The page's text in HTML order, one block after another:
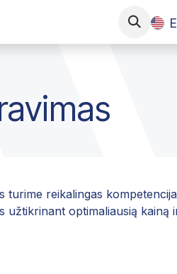
reikalingas
užtikrinant optimaliausią kainą